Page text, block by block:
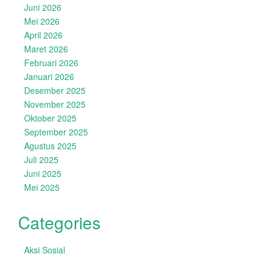
Juni 2026
Mei 2026
April 2026
Maret 2026
Februari 2026
Januari 2026
Desember 2025
November 2025
Oktober 2025
September 2025
Agustus 2025
Juli 2025
Juni 2025
Mei 2025
Categories
Aksi Sosial